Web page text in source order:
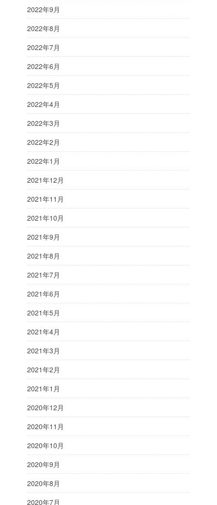
2022年9月
2022年8月
2022年7月
2022年6月
2022年5月
2022年4月
2022年3月
2022年2月
2022年1月
2021年12月
2021年11月
2021年10月
2021年9月
2021年8月
2021年7月
2021年6月
2021年5月
2021年4月
2021年3月
2021年2月
2021年1月
2020年12月
2020年11月
2020年10月
2020年9月
2020年8月
2020年7月